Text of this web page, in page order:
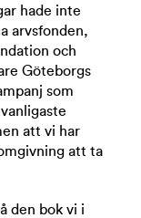
hade inte
arvsfonden,
och
Göteborgs
som
att vi har
att ta
den bok vi i